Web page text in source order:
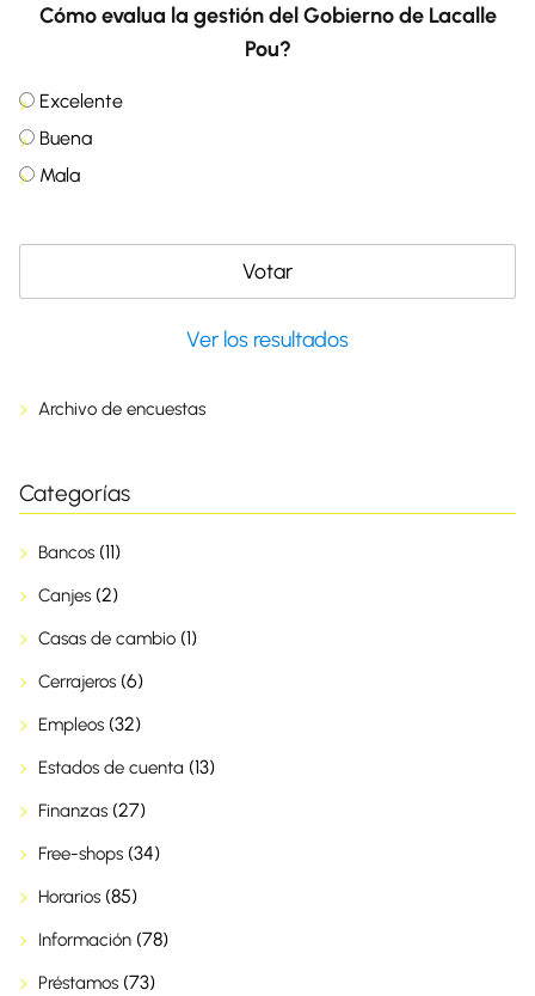
Cómo evalua la gestión del Gobierno de Lacalle
Pou?
Excelente
Buena
Mala
Ver los resultados
Archivo de encuestas
Categorías
Bancos (11)
Canjes (2)
Casas de cambio (1)
Cerrajeros (6)
Empleos (32)
Estados de cuenta (13)
Finanzas (27)
Free-shops (34)
Horarios (85)
Información (78)
Préstamos (73)